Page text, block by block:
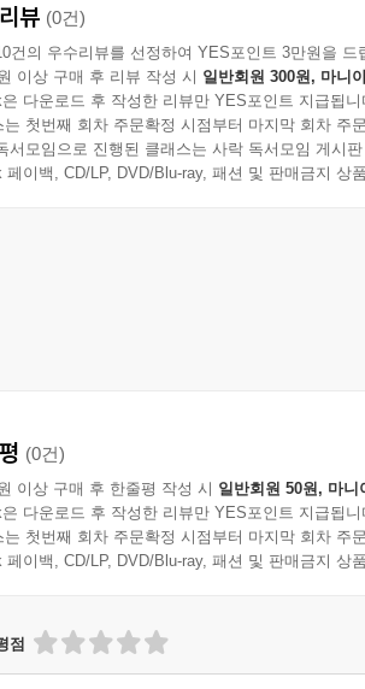
본성에 대한 두려움 때문에 모든 사람
는 자신의 모습은 곧 타락한 인간의 자화
지 되새겨 본다.
뷰 (0건)
건의 우수리뷰를 선정하여 YES포인트 3만원을 드
이상 구매 후 리뷰 작성 시 일반회원 300원, 마니
다운로드 후 작성한 리뷰만 YES포인트 지급됩니
는 첫번째 회차 주문확정 시점부터 마지막 회차 주
서모임으로 진행된 클래스는 사락 독서모임 게시
페이백, CD/LP, DVD/Blu-ray, 패션 및 판매금지 상
(0건)
이상 구매 후 한줄평 작성 시 일반회원 50원, 마니
다운로드 후 작성한 리뷰만 YES포인트 지급됩니
는 첫번째 회차 주문확정 시점부터 마지막 회차 주
페이백, CD/LP, DVD/Blu-ray, 패션 및 판매금지 상
점